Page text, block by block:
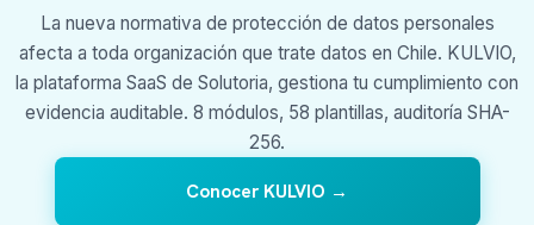
La nueva normativa de protección de datos personales
afecta a toda organización que trate datos en Chile. KULVIO,
la plataforma SaaS de Solutoria, gestiona tu cumplimiento con
evidencia auditable. 8 módulos, 58 plantillas, auditoría SHA-
256.
Conocer KULVIO →